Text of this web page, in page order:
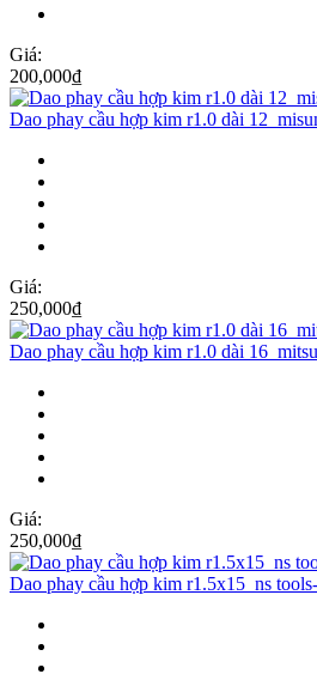
Giá:
200,000₫
Dao phay cầu hợp kim r1.0 dài
Giá:
250,000₫
Dao phay cầu hợp kim r1.0 dài
Giá:
250,000₫
Dao phay cầu hợp kim r1.5x15_ns